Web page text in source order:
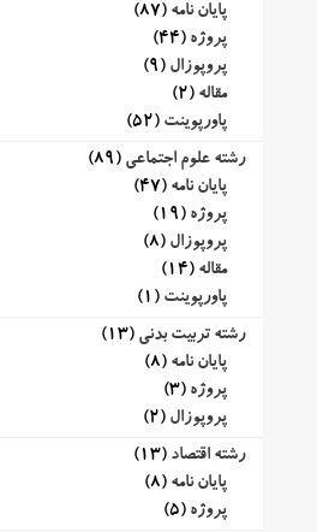
پایان نامه (87)
پروژه (44)
پروپوزال (9)
مقاله (2)
پاورپوینت (52)
رشته علوم اجتماعی (89)
پایان نامه (47)
پروژه (19)
پروپوزال (8)
مقاله (14)
پاورپوینت (1)
رشته تربیت بدنی (13)
پایان نامه (8)
پروژه (3)
پروپوزال (2)
رشته اقتصاد (13)
پایان نامه (8)
پروژه (5)